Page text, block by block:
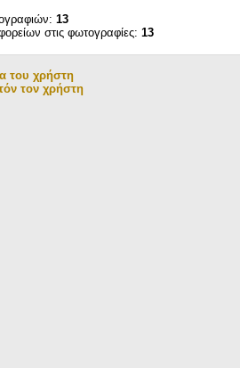
13
στις φωτογραφίες: 13
του χρήστη
τον χρήστη